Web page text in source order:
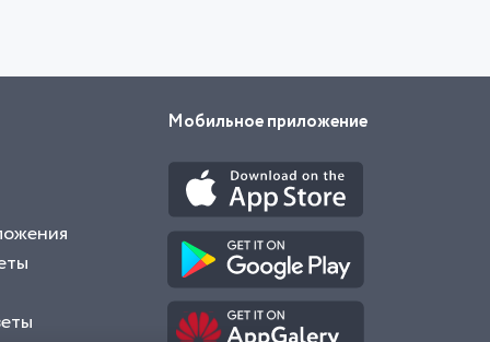
Мобильное приложение